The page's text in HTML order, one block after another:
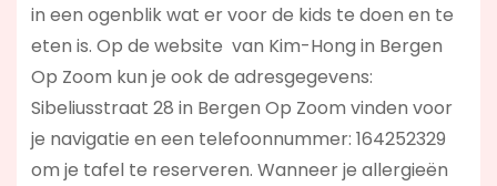
in een ogenblik wat er voor de kids te doen en te
eten is. Op de website van Kim-Hong in Bergen
Op Zoom kun je ook de adresgegevens:
Sibeliusstraat 28 in Bergen Op Zoom vinden voor
je navigatie en een telefoonnummer: 164252329
om je tafel te reserveren. Wanneer je allergieën